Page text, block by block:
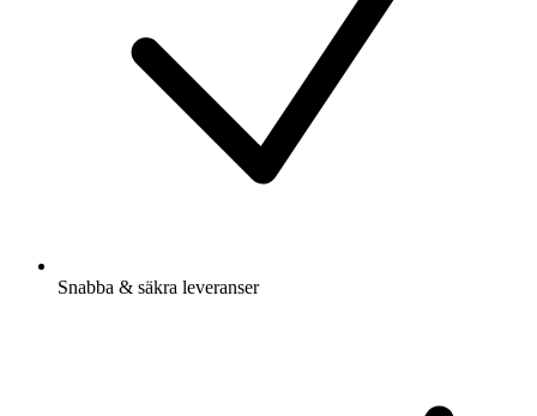
Snabba & säkra leveranser